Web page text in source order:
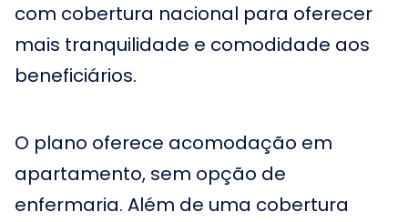
com cobertura nacional para oferecer
mais tranquilidade e comodidade aos
beneficiários.
O plano oferece acomodação em
apartamento, sem opção de
enfermaria. Além de uma cobertura